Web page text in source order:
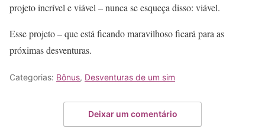
projeto incrível e viável – nunca se esqueça disso: viável.
Esse projeto – que está ficando maravilhoso ficará para as
próximas desventuras.
Categorias: Bônus, Desventuras de um sim
Deixar um comentário